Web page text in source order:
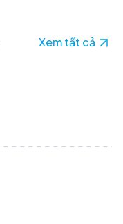
Xem tất cả